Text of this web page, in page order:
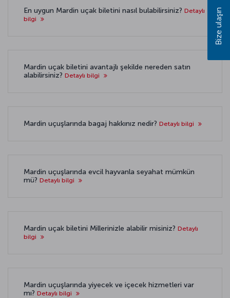
En uygun Mardin uçak biletini nasıl bulabilirsiniz? Detaylı
bilgi
Mardin uçak biletini avantajlı şekilde nereden satın
alabilirsiniz? Detaylı bilgi
Mardin uçuşlarında bagaj hakkınız nedir? Detaylı bilgi
Mardin uçuşlarında evcil hayvanla seyahat mümkün
mü? Detaylı bilgi
Mardin uçak biletini Millerinizle alabilir misiniz? Detaylı
bilgi
Mardin uçuşlarında yiyecek ve içecek hizmetleri var
mı? Detaylı bilgi
Bize ulaşın